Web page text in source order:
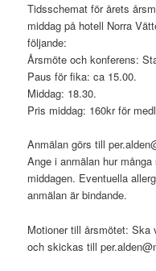
Tidsschemat för årets
middag på hotell Norra
följande:
Årsmöte och konferens:
Paus för fika: ca 15.00.
Middag: 18.30.
Pris middag: 160kr för
Anmälan görs till
Ange i anmälan hur
middagen. Eventuella
anmälan är bindande.
Motioner till årsmötet: Ska
och skickas till